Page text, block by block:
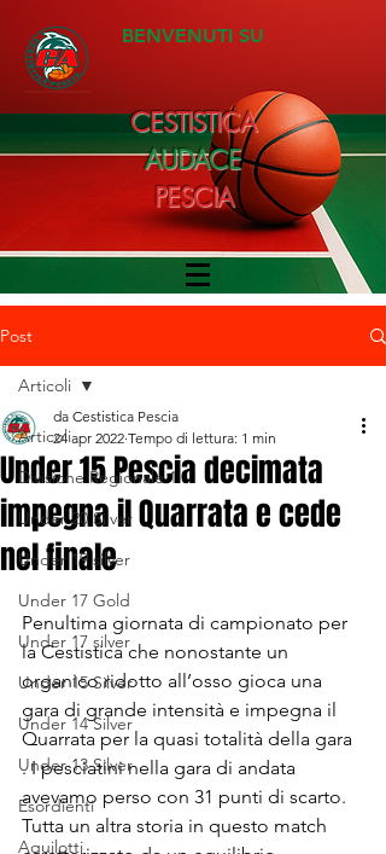
BENVENUTI SU
CESTISTICA
AUDACE
PESCIA
Post
Articoli
Divisione Regionale 1
Under 20 Silver
Under 19 silver
Under 17 Gold
Under 17 silver
Under 15 Silver
Under 14 Silver
Under 13 Silver
Esordienti
Aquilotti
Articoli
Under 15 Pescia decimata
impegna il Quarrata e cede
nel finale
da Cestistica Pescia
24 apr 2022 Tempo di lettura: 1 min
Penultima giornata di campionato per
la Cestistica che nonostante un
organico ridotto all’osso gioca una
gara di grande intensità e impegna il
Quarrata per la quasi totalità della gara
. I pesciatini nella gara di andata
avevamo perso con 31 punti di scarto.
Tutta un altra storia in questo match